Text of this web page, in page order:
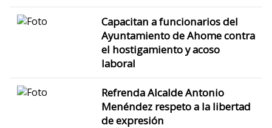
Capacitan a funcionarios del
Ayuntamiento de Ahome contra
el hostigamiento y acoso
laboral
Refrenda Alcalde Antonio
Menéndez respeto a la libertad
de expresión